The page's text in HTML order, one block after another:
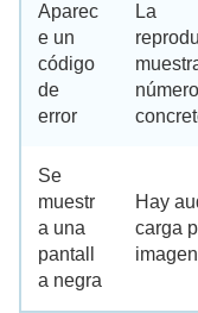
Aparec
e un
código
de
error
La
número
Se
muestr
a una
pantall
a negra
Hay
carga